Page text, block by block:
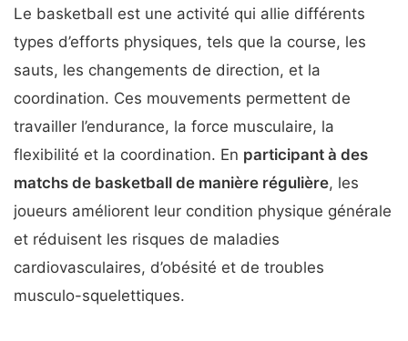
Le basketball est une activité qui allie différents
types d’efforts physiques, tels que la course, les
sauts, les changements de direction, et la
coordination. Ces mouvements permettent de
travailler l’endurance, la force musculaire, la
flexibilité et la coordination. En participant à des
matchs de basketball de manière régulière, les
joueurs améliorent leur condition physique générale
et réduisent les risques de maladies
cardiovasculaires, d’obésité et de troubles
musculo-squelettiques.